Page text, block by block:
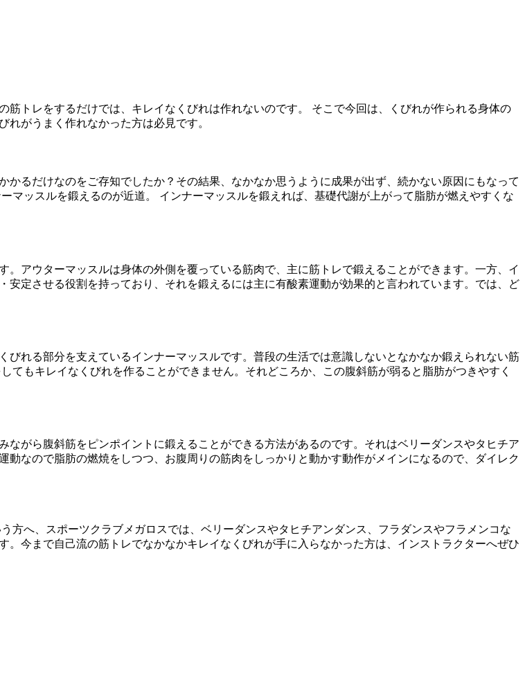
トレをするだけでは、キレイなくびれは作れないのです。 そこで今回は、くびれが作られる身体の
れがうまく作れなかった方は必見です。
るだけなのをご存知でしたか？その結果、なかなか思うように成果が出ず、続かない原因にもなって
マッスルを鍛えるのが近道。 インナーマッスルを鍛えれば、基礎代謝が上がって脂肪が燃えやすくな
アウターマッスルは身体の外側を覆っている筋肉で、主に筋トレで鍛えることができます。一方、イ
定させる役割を持っており、それを鍛えるには主に有酸素運動が効果的と言われています。では、ど
れる部分を支えているインナーマッスルです。普段の生活では意識しないとなかなか鍛えられない筋
もキレイなくびれを作ることができません。それどころか、この腹斜筋が弱ると脂肪がつきやすく
がら腹斜筋をピンポイントに鍛えることができる方法があるのです。それはベリーダンスやタヒチア
なので脂肪の燃焼をしつつ、お腹周りの筋肉をしっかりと動かす動作がメインになるので、ダイレク
方へ、スポーツクラブメガロスでは、ベリーダンスやタヒチアンダンス、フラダンスやフラメンコな
今まで自己流の筋トレでなかなかキレイなくびれが手に入らなかった方は、インストラクターへぜひ